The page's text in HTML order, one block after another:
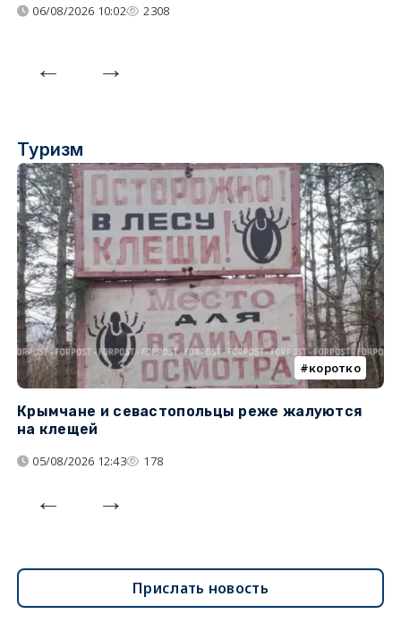
06/08/2026 10:02 2308
Туризм
коротко
Крымчане и севастопольцы реже жалуются
на клещей
05/08/2026 12:43 178
Прислать новость